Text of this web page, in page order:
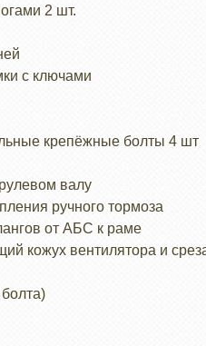
2 шт.
с ключами
крепёжные болты 4 шт
валу
ручного тормоза
от АБС к раме
кожух вентилятора и